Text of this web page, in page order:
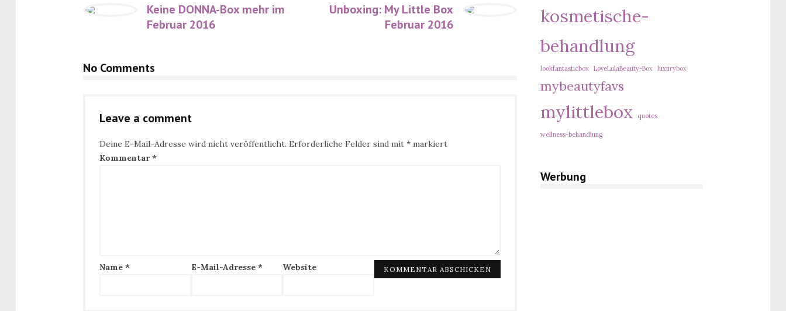
Keine DONNA-Box mehr im
Februar 2016
Unboxing: My Little Box
Februar 2016
No Comments
Leave a comment
Deine E-Mail-Adresse wird nicht veröffentlicht. Erforderliche Felder sind mit * markiert
Kommentar*
Name * E-Mail-Adresse * Website
kosmetische-
behandlung
lookfantasticbox LoveLulaBeauty-Box luxurybox
mybeautyfavs
mylittlebox quotes
wellness-behandlung
Werbung